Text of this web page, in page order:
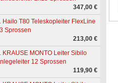
347,00 €
Hailo T80 Teleskopleiter FlexLine
Sprossen
213,00 €
KRAUSE MONTO Leiter Sibilo
12 Sprossen
119,90 €